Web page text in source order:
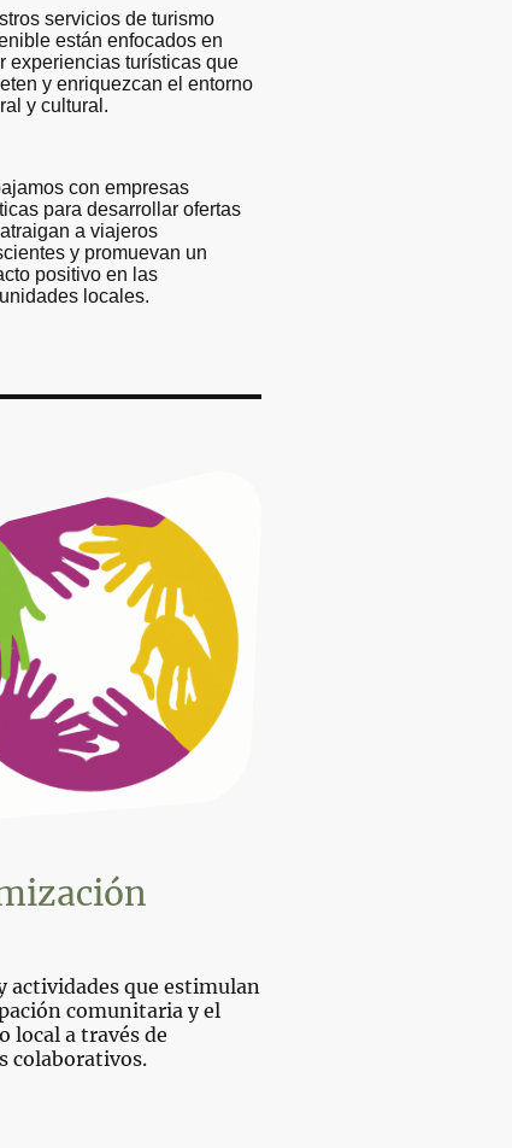
servicios de turismo
están enfocados en
experiencias turísticas que
y enriquezcan el entorno
y cultural.
con empresas
para desarrollar ofertas
a viajeros
y promuevan un
positivo en las
locales.
actividades que estimulan
comunitaria y el
local a través de
colaborativos.